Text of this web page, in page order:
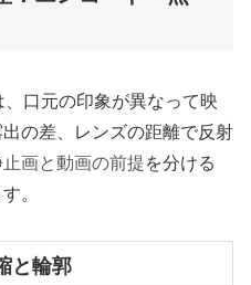
口元の印象が異なって映
の差、レンズの距離で反射
止画と動画の前提を分ける
。
と輪郭